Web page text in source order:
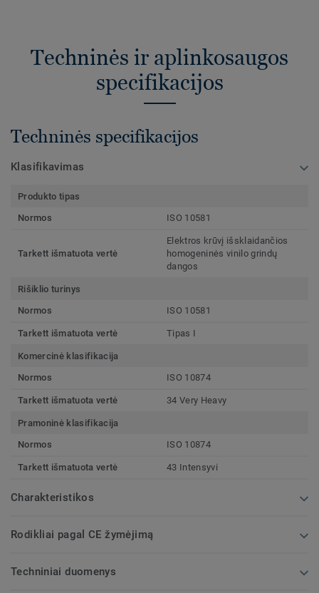
Techninės ir aplinkosaugos
specifikacijos
Techninės specifikacijos
Klasifikavimas
Produkto tipas
Normos
ISO 10581
Tarkett išmatuota vertė
Elektros krūvį išsklaidančios
homogeninės vinilo grindų
dangos
Rišiklio turinys
Normos
ISO 10581
Tarkett išmatuota vertė Tipas I
Komercinė klasifikacija
Normos
ISO 10874
Tarkett išmatuota vertė 34 Very Heavy
Pramoninė klasifikacija
Normos
ISO 10874
Tarkett išmatuota vertė 43 Intensyvi
Charakteristikos
Rodikliai pagal CE žymėjimą
Techniniai duomenys